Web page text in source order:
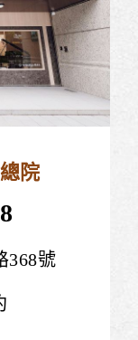
院
368號